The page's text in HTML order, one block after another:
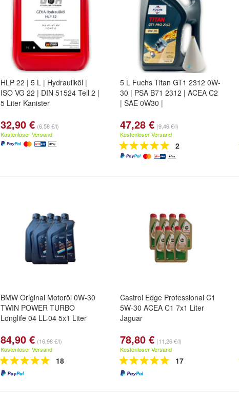
HLP 22 | 5 L | Hydrauliköl |
ISO VG 22 | DIN 51524 Teil 2 |
5 Liter Kanister
32,90 € (6,58 €/l)
Kostenloser Versand
5 L Fuchs Titan GT1 2312 0W-
30 | PSA B71 2312 | ACEA C2
| SAE 0W30 |
47,28 € (9,46 €/l)
Kostenloser Versand
2
BMW Original Motoröl 0W-30
TWIN POWER TURBO
Longlife 04 LL-04 5x1 Liter
84,90 € (16,98 €/l)
Kostenloser Versand
18
Castrol Edge Professional C1
5W-30 ACEA C1 7x1 Liter
Jaguar
78,80 € (11,26 €/l)
Kostenloser Versand
17